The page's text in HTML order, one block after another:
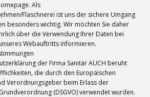
Als
Flaschnerei ist uns der sichere Umgang
besonders wichtig. Wir möchten Sie daher
über die Verwendung Ihrer Daten bei
Webauftritts informieren.
der Firma Sanitär AUCH beruht
die durch den Europäischen
Verordnungsgeber beim Erlass der
(DSGVO) verwendet wurden.